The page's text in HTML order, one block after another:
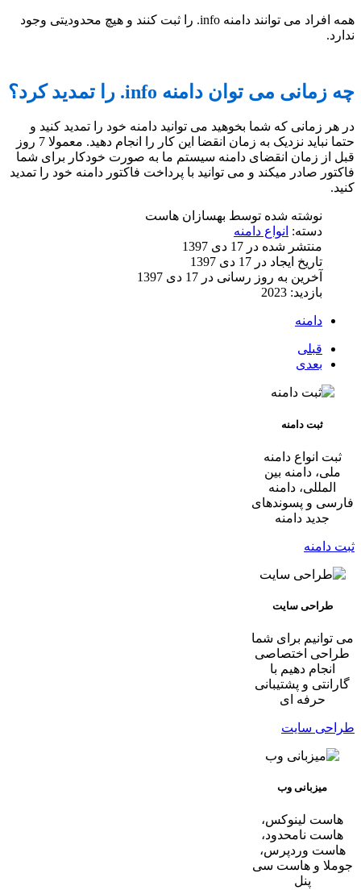
همه افراد می توانند دامنه info. را ثبت کنند و هیچ محدودیتی وجود
ندارد.
چه زمانی می توان دامنه info. را تمدید کرد؟
در هر زمانی که شما بخوهید می توانید دامنه خود را تمدید کنید و
حتما نباید نزدیک به زمان انقضا این کار را انجام دهید. معمولا 7 روز
قبل از زمان انقضای دامنه سیستم ما به صورت خودکار برای شما
فاکتور صادر میکند و می توانید با پرداخت فاکتور دامنه خود را تمدید
کنید.
نوشته شده توسط بهسازان هاست
دسته: انواع دامنه
منتشر شده در 17 دی 1397
تاریخ ایجاد در 17 دی 1397
آخرین به روز رسانی در 17 دی 1397
بازدید: 2023
دامنه
قبلی
بعدی
ثبت دامنه
ثبت انواع دامنه
ملی، دامنه بین
المللی، دامنه
فارسی و پسوندهای
جدید دامنه
ثبت دامنه
طراحی سایت
می توانیم برای شما
طراحی اختصاصی
انجام دهیم با
گارانتی و پشتیبانی
حرفه ای
طراحی سایت
میزبانی وب
هاست لینوکس،
هاست نامحدود،
هاست وردپرس،
جوملا و هاست سی
پنل